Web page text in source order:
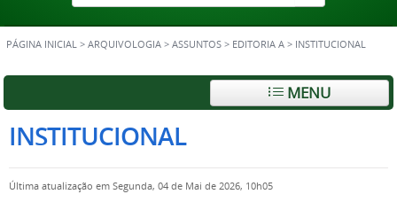
PÁGINA INICIAL > ARQUIVOLOGIA > ASSUNTOS > EDITORIA A > INSTITUCIONAL
MENU
INSTITUCIONAL
Última atualização em Segunda, 04 de Mai de 2026, 10h05